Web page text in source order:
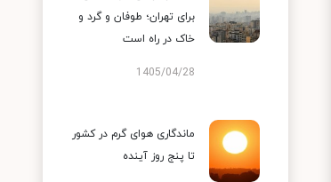
برای تهران؛ طوفان و گرد و
خاک در راه است
1405/04/28
ماندگاری هوای گرم در کشور
تا پنج روز آینده